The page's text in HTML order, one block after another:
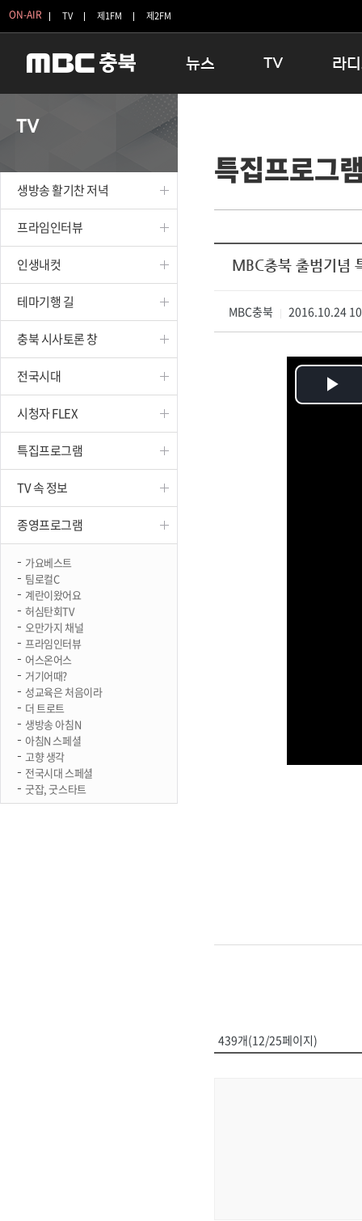
ON-AIR TV 제1FM 제2FM
뉴스
보은
옥천
TV
인생내컷
테마기행 길
시청자 FLEX
특집프로그램
종영프로그램
라
16:00 완
우리 고
TV
생방송 활기찬 저녁
프라임인터뷰
인생내컷
테마기행 길
충북 시사토론 창
전국시대
시청자 FLEX
특집프로그램
TV 속 정보
종영프로그램
가요베스트
팀로컬C
계란이왔어요
허심탄회TV
오만가지 채널
프라임인터뷰
어스온어스
거기어때?
성교육은 처음이라
더 트로트
생방송 아침N
아침N 스페셜
고향 생각
전국시대 스페셜
굿잡, 굿스타트
특집프로그
MBC충북 출범기념
MBC충북 2016.10.24
439개(12/25페이지)